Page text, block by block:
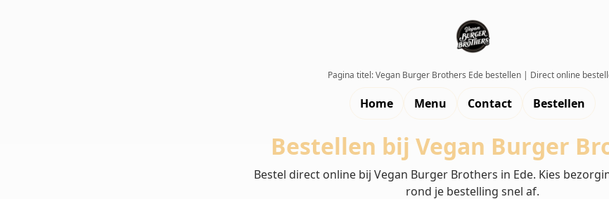
Pagina titel: Vegan Burger Brothers Ede bestellen | Direct online
Home Menu Contact Bestellen
Bestellen bij Vegan Burger
Bestel direct online bij Vegan Burger Brothers in Ede. Kies
rond je bestelling snel af.